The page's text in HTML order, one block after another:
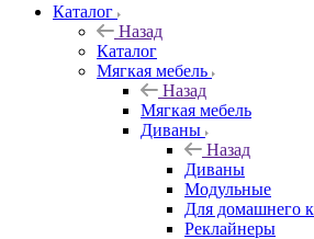
Каталог
Назад
Каталог
Мягкая мебель
Назад
Мягкая мебель
Диваны
Назад
Диваны
Модульные
Для домашнего
Реклайнеры